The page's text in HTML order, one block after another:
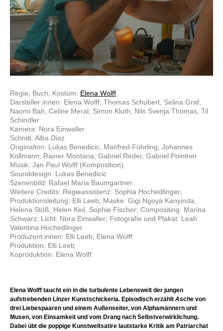
Regie, Buch, Kostüm: Elena Wolff
Darsteller:innen: Elena Wolff, Thomas Schubert, Selina Graf,
Naomi Bah, Celine Meral, Simon Kluth, Nils Svenja Thomas, Til
Schindler
Kamera: Nora Einwaller
Schnitt: Alba Diaz
Originalton: Lukas Benedicic, Manfred Führling, Johannes
Kollmann, Rainer Montana, Gabriel Reder, Gabriel Pointner
Musik: Jan Paul Wolff (Komposition)
Sounddesign: Lukas Benedicic
Szenenbild: Rafael Maria Baumgartner
Weitere Credits: Regieassistenz: Sophia Hochedlinger;
Produktionsleitung: Elli Leeb; Maske: Gigi Ngoya Kanyinda,
Helena Stöß, Helen Keil, Sophie Fischer; Compositing: Marina
Schwarz; Licht: Nora Einwaller; Fotografie und Plakat: Leah
Valentina Hochedlinger
Produzent:innen: Elli Leeb, Elena Wolff
Produktion: Elli Leeb
Koproduktion: Elena Wolff
Elena Wolff taucht ein in die turbulente Lebenswelt der jungen
aufstrebenden Linzer Kunstschickeria. Episodisch erzählt Asche von
drei Liebespaaren und einem Außenseiter, von Alphamännern und
Musen, von Einsamkeit und vom Drang nach Selbstverwirklichung.
Dabei übt die poppige Kunstweltsatire lautstarke Kritik am Patriarchat